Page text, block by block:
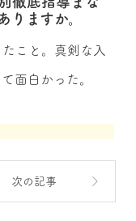
りますか。
こと。真剣な入
面白かった。
次の記事